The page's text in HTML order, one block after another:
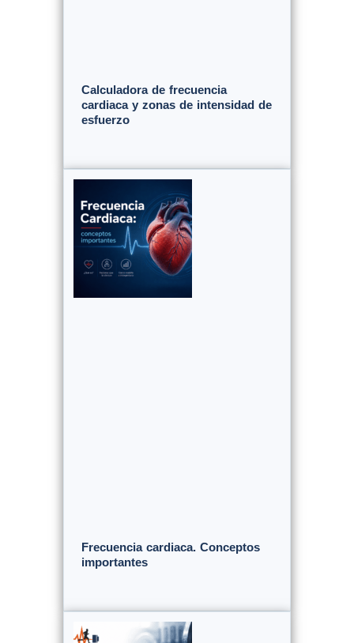
Calculadora de frecuencia
cardiaca y zonas de intensidad de
esfuerzo
Frecuencia cardiaca. Conceptos
importantes